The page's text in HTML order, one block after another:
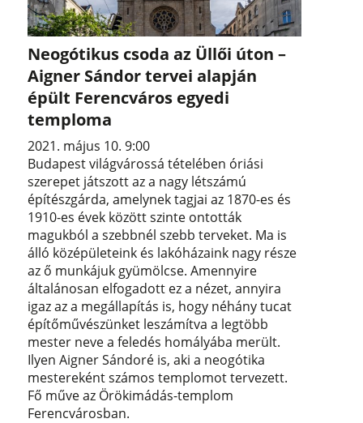
Neogótikus csoda az Üllői úton –
Aigner Sándor tervei alapján
épült Ferencváros egyedi
temploma
2021. május 10. 9:00
Budapest világvárossá tételében óriási
szerepet játszott az a nagy létszámú
építészgárda, amelynek tagjai az 1870-es és
1910-es évek között szinte ontották
magukból a szebbnél szebb terveket. Ma is
álló középületeink és lakóházaink nagy része
az ő munkájuk gyümölcse. Amennyire
általánosan elfogadott ez a nézet, annyira
igaz az a megállapítás is, hogy néhány tucat
építőművészünket leszámítva a legtöbb
mester neve a feledés homályába merült.
Ilyen Aigner Sándoré is, aki a neogótika
mestereként számos templomot tervezett.
Fő műve az Örökimádás-templom
Ferencvárosban.